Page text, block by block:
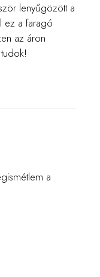
lenyűgözött a
ez a faragó
az áron
a